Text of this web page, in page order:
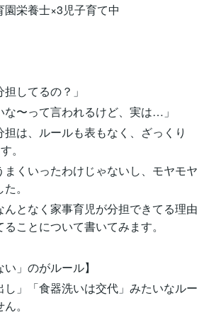
園栄養士×3児子育て中
してるの？」
な〜って言われるけど、実は…」
は、ルールも表もなく、ざっくり
。
まくいったわけじゃないし、モヤモヤ
。
となく家事育児が分担できてる理由
ことについて書いてみます。
」のがルール】
し」「食器洗いは交代」みたいなルー
。